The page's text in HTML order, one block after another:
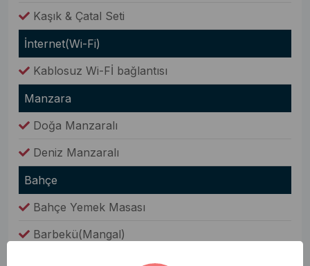
Kaşık & Çatal Seti
İnternet(Wi-Fi)
Kablosuz Wi-Fİ bağlantısı
Manzara
Doğa Manzaralı
Deniz Manzaralı
Bahçe
Bahçe Yemek Masası
Barbekü(Mangal)